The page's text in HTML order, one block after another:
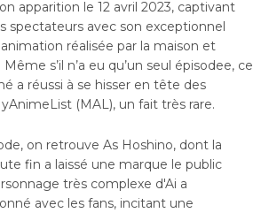
apparition le 12 avril 2023, captivant
spectateurs avec son еxcеptionnel
réalisée par la maison et
s’il n’a eu qu’un seul épisodeе, ce
a réussi à se hisser en tête des
(MAL), un fait très rare.
on retrouve As Hoshino, dont la
fin a laissé une marque le public
très complexe d'Ai a
avec les fans, incitant une